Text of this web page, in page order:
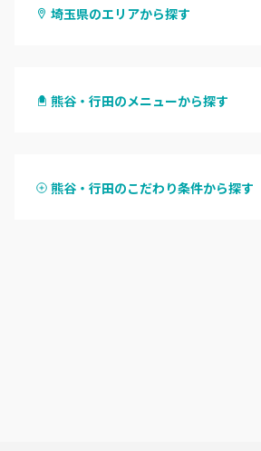
埼玉県のエリアから探す
与野
熊谷・行田のメニューから探す
ハンドスカルプ
熊谷・行田のこだわり条件から探す